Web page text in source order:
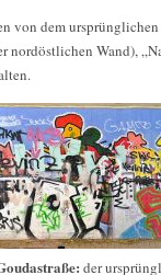
von dem
nordöstlichen Wand),
der